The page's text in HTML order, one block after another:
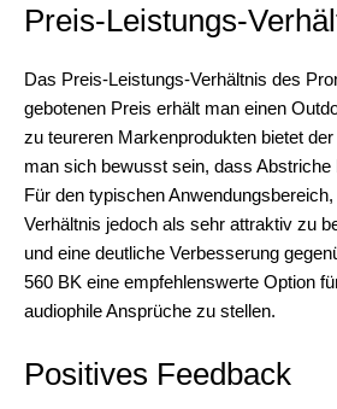
Preis-Leistungs-
Das Preis-Leistungs-Verhältnis des
gebotenen Preis erhält man einen
zu teureren Markenprodukten bietet
man sich bewusst sein, dass
Für den typischen
Verhältnis jedoch als sehr attraktiv zu
und eine deutliche Verbesserung
560 BK eine empfehlenswerte Option
audiophile Ansprüche zu stellen.
Positives Feedback